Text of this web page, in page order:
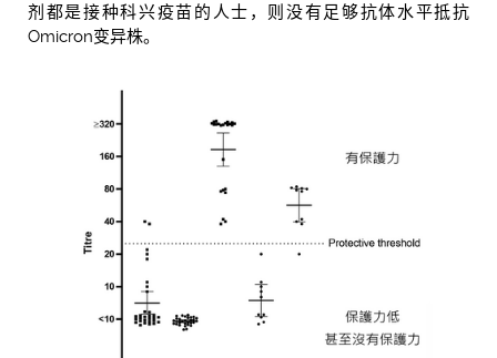
剂都是接种科兴疫苗的人士，则没有足够抗体水平抵抗
Omicron变异株。